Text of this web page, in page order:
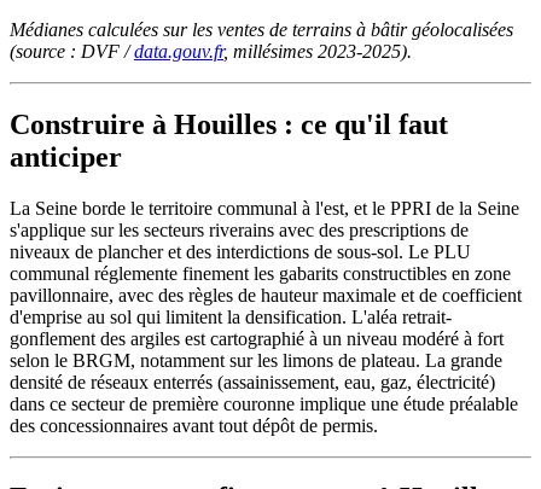
Médianes calculées sur les ventes de terrains à bâtir géolocalisées
(source : DVF /data.gouv.fr, millésimes 2023-2025).
Construire à Houilles : ce qu'il faut
anticiper
La Seine borde le territoire communal à l'est, et le PPRI de la Seine
s'applique sur les secteurs riverains avec des prescriptions de
niveaux de plancher et des interdictions de sous-sol. Le PLU
communal réglemente finement les gabarits constructibles en zone
pavillonnaire, avec des règles de hauteur maximale et de coefficient
d'emprise au sol qui limitent la densification. L'aléa retrait-
gonflement des argiles est cartographié à un niveau modéré à fort
selon le BRGM, notamment sur les limons de plateau. La grande
densité de réseaux enterrés (assainissement, eau, gaz, électricité)
dans ce secteur de première couronne implique une étude préalable
des concessionnaires avant tout dépôt de permis.